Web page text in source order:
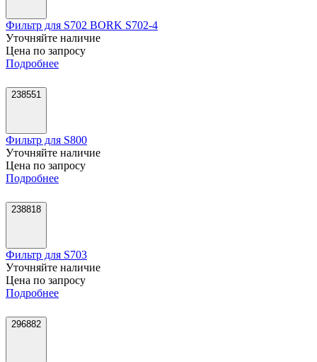
Фильтр для S702 BORK S702-4
Уточняйте наличие
Цена по запросу
Подробнее
238551
Фильтр для S800
Уточняйте наличие
Цена по запросу
Подробнее
238818
Фильтр для S703
Уточняйте наличие
Цена по запросу
Подробнее
296882